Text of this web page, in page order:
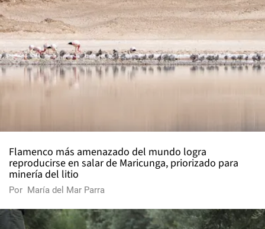
Flamenco más amenazado del mundo logra
reproducirse en salar de Maricunga, priorizado para
minería del litio
Por María del Mar Parra